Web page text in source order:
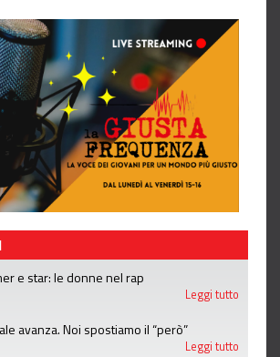
e star: le donne nel rap
Leggi tutto
avanza. Noi spostiamo il “però”
Leggi tutto